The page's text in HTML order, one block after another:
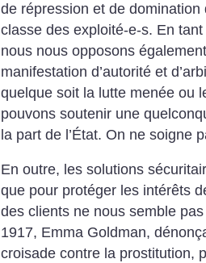
de répression et de
classe des exploité-e-s. En
nous nous opposons
manifestation d’autorité et
quelque soit la lutte menée ou
pouvons soutenir une
la part de l’État. On ne soigne
En outre, les solutions
que pour protéger les intérêts
des clients ne nous semble
1917, Emma Goldman,
croisade contre la prostitution,